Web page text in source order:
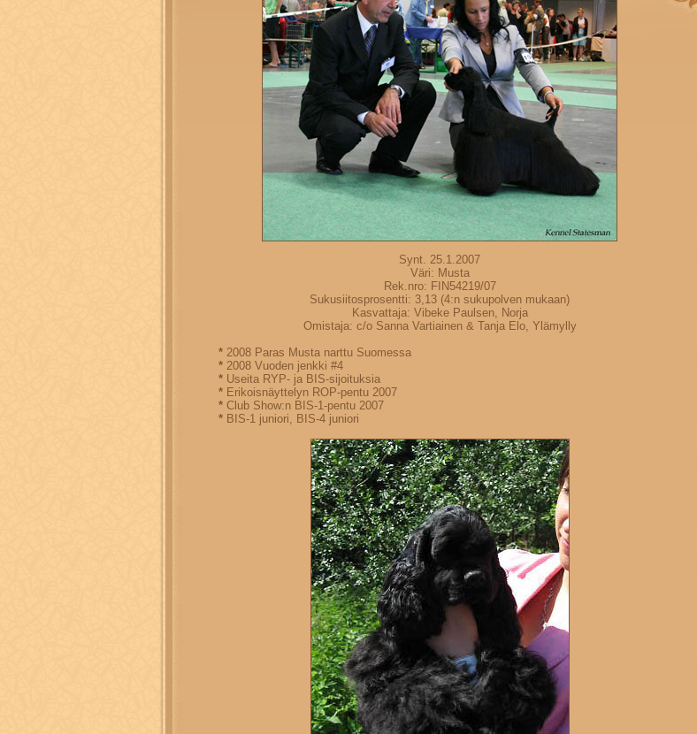
Synt. 25.1.2007
Väri: Musta
Rek.nro: FIN54219/07
Sukusiitosprosentti: 3,13 (4:n sukupolven mukaan)
Kasvattaja: Vibeke Paulsen, Norja
Omistaja: c/o Sanna Vartiainen & Tanja Elo, Ylämylly
* 2008 Paras Musta narttu Suomessa
* 2008 Vuoden jenkki #4
* Useita RYP- ja BIS-sijoituksia
* Erikoisnäyttelyn ROP-pentu 2007
* Club Show:n BIS-1-pentu 2007
* BIS-1 juniori, BIS-4 juniori